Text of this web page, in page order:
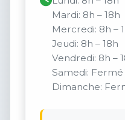
Mardi: 8h – 18h
Mercredi: 8h –
Jeudi: 8h – 18h
Vendredi: 8h –
Samedi: Fermé
Dimanche: